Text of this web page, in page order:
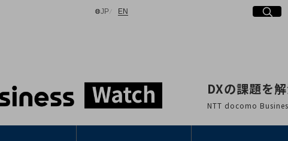
JP日本語
EN
検索する DXの課題を
NTT docomo